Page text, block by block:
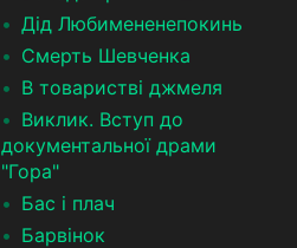
Дід Любимененепокинь
Смерть Шевченка
В товаристві джмеля
Виклик. Вступ до
документальної драми
"Гора"
Бас і плач
Барвінок